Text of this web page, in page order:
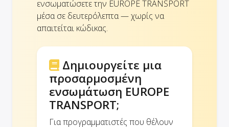
ενσωματώσετε την EUROPE TRANSPORT
μέσα σε δευτερόλεπτα — χωρίς να
απαιτείται κώδικας.
Δημιουργείτε μια
προσαρμοσμένη
ενσωμάτωση EUROPE
TRANSPORT;
Για προγραμματιστές που θέλουν